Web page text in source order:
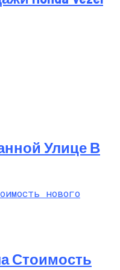
Улице В
Стоимость